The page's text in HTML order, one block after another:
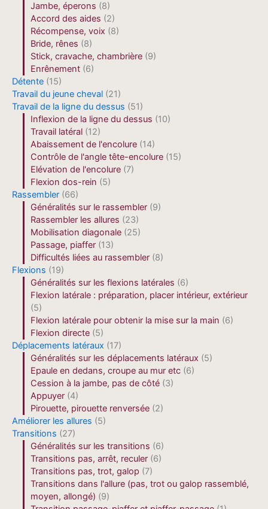
Jambe, éperons (8)
Accord des aides (2)
Récompense, voix (8)
Bride, rênes (8)
Stick, cravache, chambrière (9)
Enrênement (6)
Détente (15)
Travail du jeune cheval (21)
Travail de la ligne du dessus (51)
Inflexion de la ligne du dessus (10)
Travail latéral (12)
Abaissement de l'encolure (14)
Contrôle de l'angle tête-encolure (15)
Elévation de l'encolure (7)
Flexion dos-rein (5)
Rassembler (66)
Généralités sur le rassembler (9)
Rassembler les allures (23)
Mobilisation diagonale (25)
Passage, piaffer (13)
Difficultés liées au rassembler (8)
Flexions (19)
Généralités sur les flexions latérales (6)
Flexion latérale : préparation, placer intérieur, extérieur
(5)
Flexion latérale pour obtenir la mise sur la main (6)
Flexion directe (5)
Déplacements latéraux (17)
Généralités sur les déplacements latéraux (5)
Epaule en dedans, croupe au mur etc (6)
Cession à la jambe, pas de côté (3)
Appuyer (4)
Pirouette, pirouette renversée (2)
Améliorer les allures (5)
Transitions (27)
Généralités sur les transitions (6)
Transitions pas, arrêt, reculer (6)
Transitions pas, trot, galop (7)
Transitions dans l'allure (pas, trot ou galop rassemblé,
moyen, allongé) (9)